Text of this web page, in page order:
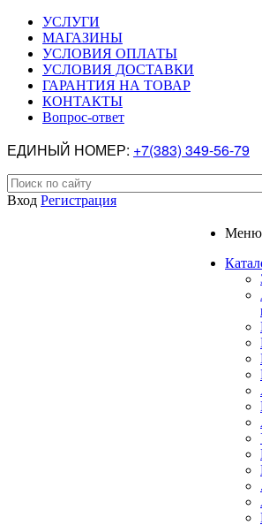
УСЛУГИ
МАГАЗИНЫ
УСЛОВИЯ ОПЛАТЫ
УСЛОВИЯ ДОСТАВКИ
ГАРАНТИЯ НА ТОВАР
КОНТАКТЫ
Вопрос-ответ
ЕДИНЫЙ НОМЕР: +7(383) 349-56-79
Вход Регистрация
Меню